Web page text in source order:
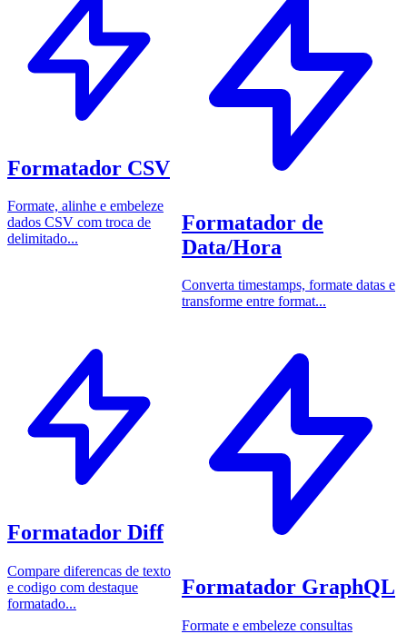
Formatador CSV
Formate, alinhe e embeleze
dados CSV com troca de
delimitado...
Formatador de
Data/Hora
Converta timestamps, formate datas e
transforme entre format...
Formatador Diff
Compare diferencas de texto
e codigo com destaque
formatado...
Formatador GraphQL
Formate e embeleze consultas